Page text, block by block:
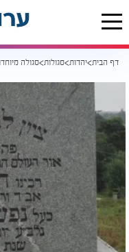
דף הבית יהדות סגולות